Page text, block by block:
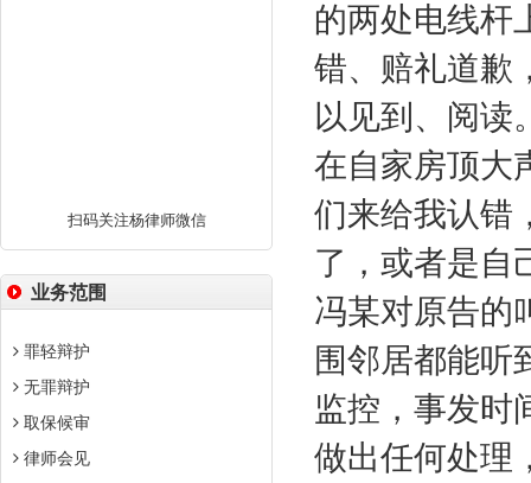
扫码关注杨律师微信
业务范围
罪轻辩护
无罪辩护
取保候审
律师会见
的两处电线杆
错、赔礼道歉
以见到、阅读
在自家房顶大
们来给我认错
了，或者是自
冯某对原告的
围邻居都能听
监控，事发时
做出任何处理